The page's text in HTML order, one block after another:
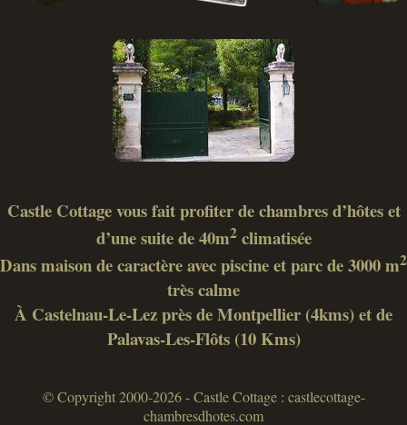
Castle Cottage vous fait profiter de chambres d’hôtes et
d’une suite de 40m2climatisée
Dans maison de caractère avec piscine et parc de 3000 m2
très calme
À Castelnau-Le-Lez près de Montpellier (4kms) et de
Palavas-Les-Flôts (10 Kms)
© Copyright 2000-2026 - Castle Cottage : castlecottage-
chambresdhotes.com